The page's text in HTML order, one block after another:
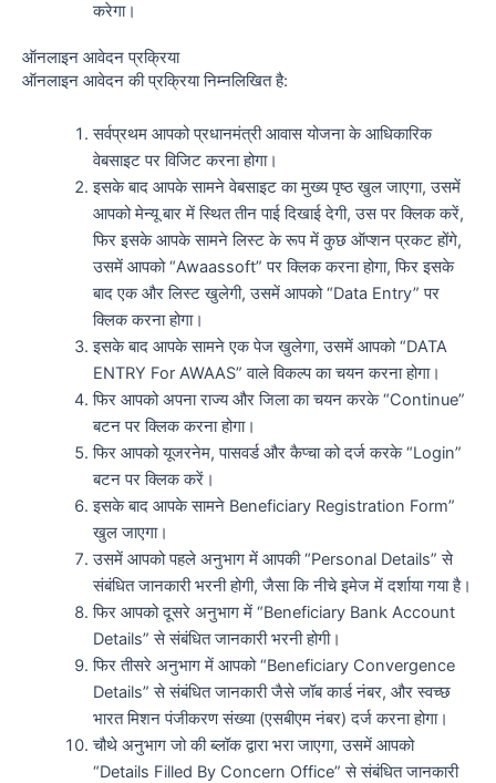
करेगा।
ऑनलाइन आवेदन प्रक्रिया
ऑनलाइन आवेदन की प्रक्रिया निम्नलिखित है:
सर्वप्रथम आपको प्रधानमंत्री आवास योजना के आधिकारिक
वेबसाइट पर विजिट करना होगा।
इसके बाद आपके सामने वेबसाइट का मुख्य पृष्ठ खुल जाएगा, उसमें
आपको मेन्यू बार में स्थित तीन पाई दिखाई देगी, उस पर क्लिक करें,
फिर इसके आपके सामने लिस्ट के रूप में कुछ ऑप्शन प्रकट होंगे,
उसमें आपको “Awaassoft” पर क्लिक करना होगा, फिर इसके
बाद एक और लिस्ट खुलेगी, उसमें आपको “Data Entry” पर
क्लिक करना होगा।
इसके बाद आपके सामने एक पेज खुलेगा, उसमें आपको “DATA
ENTRY For AWAAS” वाले विकल्प का चयन करना होगा।
फिर आपको अपना राज्य और जिला का चयन करके “Continue”
बटन पर क्लिक करना होगा।
फिर आपको यूजरनेम, पासवर्ड और कैप्चा को दर्ज करके “Login”
बटन पर क्लिक करें।
इसके बाद आपके सामने Beneficiary Registration Form”
खुल जाएगा।
उसमें आपको पहले अनुभाग में आपकी “Personal Details” से
संबंधित जानकारी भरनी होगी, जैसा कि नीचे इमेज में दर्शाया गया है।
फिर आपको दूसरे अनुभाग में “Beneficiary Bank Account
Details” से संबंधित जानकारी भरनी होगी।
फिर तीसरे अनुभाग में आपको “Beneficiary Convergence
Details” से संबंधित जानकारी जैसे जॉब कार्ड नंबर, और स्वच्छ
भारत मिशन पंजीकरण संख्या (एसबीएम नंबर) दर्ज करना होगा।
चौथे अनुभाग जो की ब्लॉक द्वारा भरा जाएगा, उसमें आपको
“Details Filled By Concern Office” से संबंधित जानकारी